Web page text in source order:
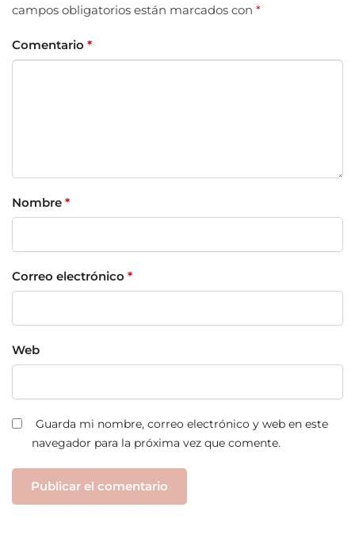
campos obligatorios están marcados con *
Comentario *
Nombre *
Correo electrónico *
Web
Guarda mi nombre, correo electrónico y web en este
navegador para la próxima vez que comente.